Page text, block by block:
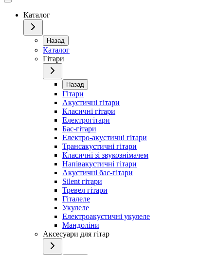
Каталог
Назад
Каталог
Гітари
Назад
Гітари
Акустичні гітари
Класичні гітари
Електрогітари
Бас-гітари
Електро-акустичні гітари
Трансакустичні гітари
Класичні зі звукознімачем
Напівакустичні гітари
Акустичні бас-гітари
Silent гітари
Тревел гітари
Гіталеле
Укулеле
Електроакустичні укулеле
Мандоліни
Аксесуари для гітар